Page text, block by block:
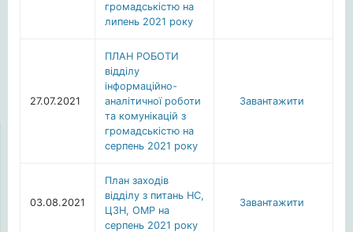
громадськістю на
липень 2021 року
27.07.2021
ПЛАН РОБОТИ
відділу
інформаційно-
аналітичної роботи
та комунікацій з
громадськістю на
серпень 2021 року
Завантажити
03.08.2021
План заходів
відділу з питань НС,
ЦЗН, ОМР на
серпень 2021 року
Завантажити